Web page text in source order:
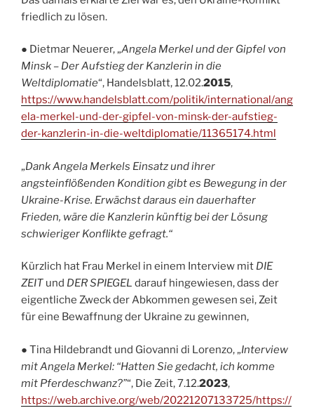
friedlich zu lösen.
● Dietmar Neuerer, „Angela Merkel und der Gipfel von
Minsk – Der Aufstieg der Kanzlerin in die
Weltdiplomatie“, Handelsblatt, 12.02.2015,
https://www.handelsblatt.com/politik/international/ang
ela-merkel-und-der-gipfel-von-minsk-der-aufstieg-
der-kanzlerin-in-die-weltdiplomatie/11365174.html
„Dank Angela Merkels Einsatz und ihrer
angsteinflößenden Kondition gibt es Bewegung in der
Ukraine-Krise. Erwächst daraus ein dauerhafter
Frieden, wäre die Kanzlerin künftig bei der Lösung
schwieriger Konflikte gefragt.“
Kürzlich hat Frau Merkel in einem Interview mit DIE
ZEIT und DER SPIEGEL darauf hingewiesen, dass der
eigentliche Zweck der Abkommen gewesen sei, Zeit
für eine Bewaffnung der Ukraine zu gewinnen,
● Tina Hildebrandt und Giovanni di Lorenzo, „Interview
mit Angela Merkel: “Hatten Sie gedacht, ich komme
mit Pferdeschwanz?”“, Die Zeit, 7.12.2023,
https://web.archive.org/web/20221207133725/https://